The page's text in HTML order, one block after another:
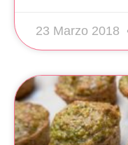
23 Marzo 2018